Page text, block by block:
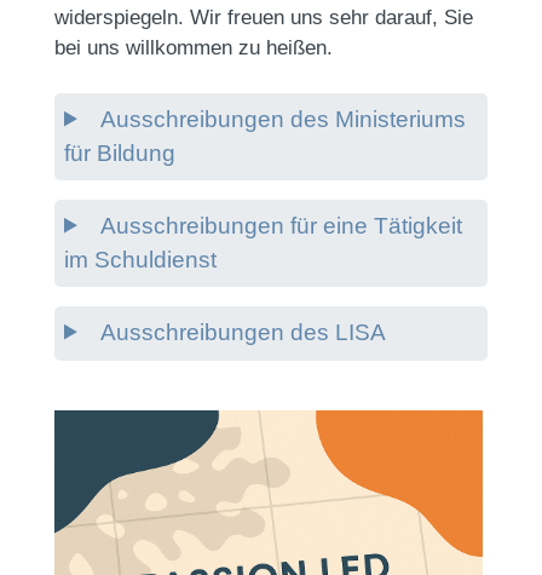
widerspiegeln. Wir freuen uns sehr darauf, Sie
bei uns willkommen zu heißen.
Ausschreibungen des Ministeriums
für Bildung
Ausschreibungen für eine Tätigkeit
im Schuldienst
Ausschreibungen des LISA